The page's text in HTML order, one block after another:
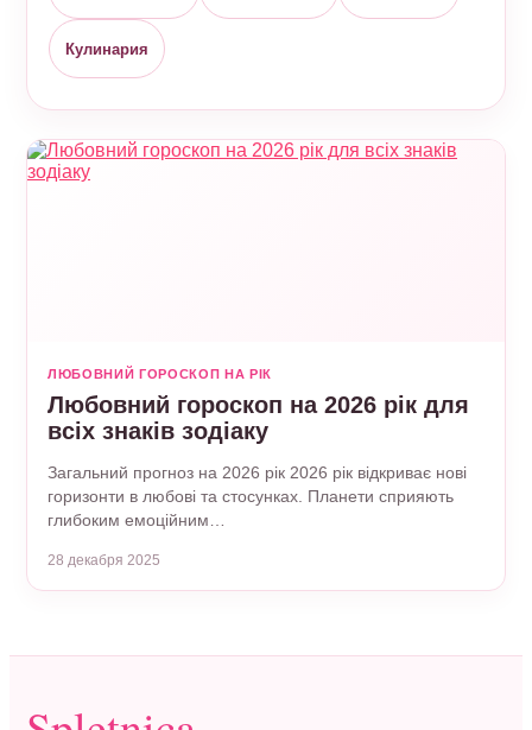
Кулинария
ЛЮБОВНИЙ ГОРОСКОП НА РІК
Любовний гороскоп на 2026 рік для
всіх знаків зодіаку
Загальний прогноз на 2026 рік 2026 рік відкриває нові
горизонти в любові та стосунках. Планети сприяють
глибоким емоційним…
28 декабря 2025